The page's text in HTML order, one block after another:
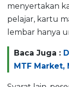
menyertakan
pelajar, kartu
lembar hanya
Baca Juga :
MTF Market,